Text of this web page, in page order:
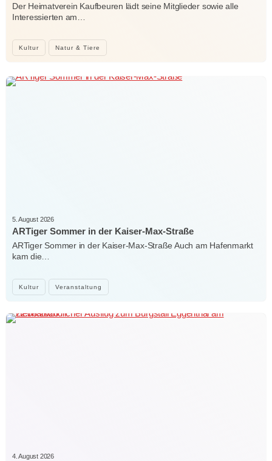
Kultur Natur & Tiere
Der Heimatverein Kaufbeuren lädt seine Mitglieder sowie alle
Interessierten am…
Kultur Veranstaltung
5. August 2026
ARTiger Sommer in der Kaiser-Max-Straße
ARTiger Sommer in der Kaiser-Max-Straße Auch am Hafenmarkt
kam die…
4. August 2026